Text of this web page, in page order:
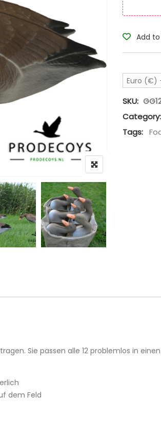
Add
Euro (€)
SKU:
Category:
Tags:
Sie passen alle 12 problemlos in
dem Feld